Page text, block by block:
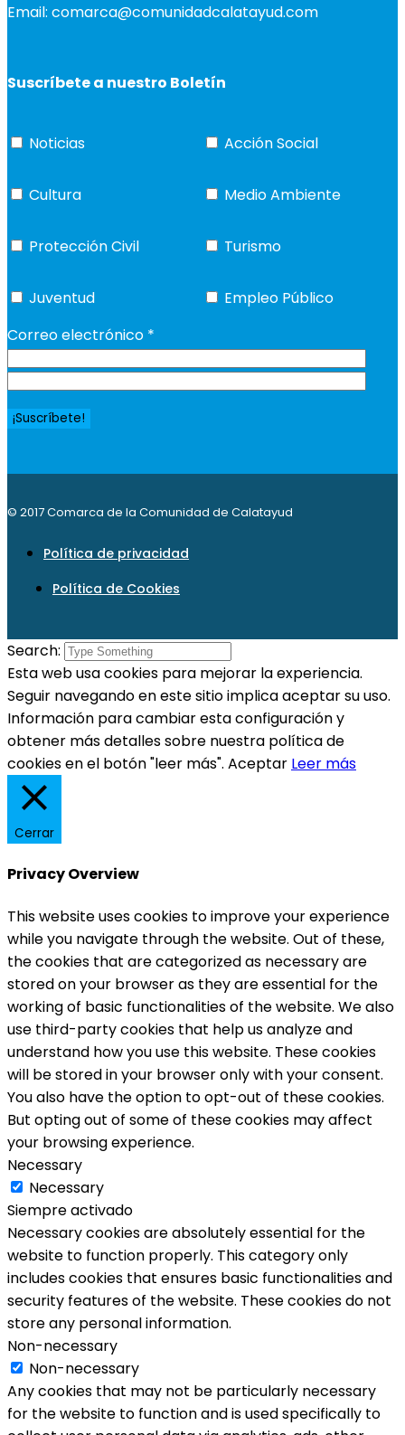
Email: comarca@comunidadcalatayud.com
Suscríbete a nuestro Boletín
Noticias Acción Social
Cultura Medio Ambiente
Protección Civil Turismo
Juventud
Empleo Público
Correo electrónico *
© 2017 Comarca de la Comunidad de Calatayud
Política de privacidad
Política de Cookies
Search:
Esta web usa cookies para mejorar la experiencia.
Seguir navegando en este sitio implica aceptar su uso.
Información para cambiar esta configuración y
obtener más detalles sobre nuestra política de
cookies en el botón "leer más". Aceptar Leer más
Cerrar
Privacy Overview
This website uses cookies to improve your experience
while you navigate through the website. Out of these,
the cookies that are categorized as necessary are
stored on your browser as they are essential for the
working of basic functionalities of the website. We also
use third-party cookies that help us analyze and
understand how you use this website. These cookies
will be stored in your browser only with your consent.
You also have the option to opt-out of these cookies.
But opting out of some of these cookies may affect
your browsing experience.
Necessary
Necessary
Siempre activado
Necessary cookies are absolutely essential for the
website to function properly. This category only
includes cookies that ensures basic functionalities and
security features of the website. These cookies do not
store any personal information.
Non-necessary
Non-necessary
Any cookies that may not be particularly necessary
for the website to function and is used specifically to